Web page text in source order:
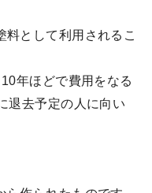
料として利用されるこ
年ほどで費用をなる
退去予定の人に向い